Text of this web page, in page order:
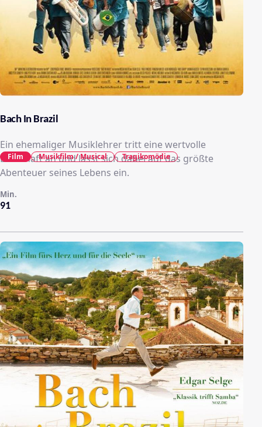
Bach In Brazil
Ein ehemaliger Musiklehrer tritt eine wertvolle
Erbschaft an und lässt sich dabei auf das größte
Abenteuer seines Lebens ein.
91
Min.
Film Musikfilm / Musical Tragikomödie